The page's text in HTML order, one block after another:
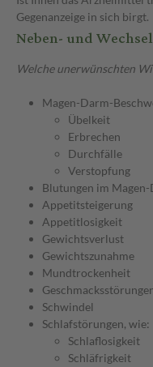
Gegenanzeige in sich birgt.
Neben- und
Welche unerwünschten
Magen-Darm-
Übelkeit
Erbrechen
Durchfälle
Verstopfung
Blutungen im
Appetitsteigerung
Appetitlosigkeit
Gewichtsverlust
Gewichtszunahme
Mundtrockenheit
Schwindel
Schlafstörungen, wie:
Schlaflosigkeit
Schläfrigkeit